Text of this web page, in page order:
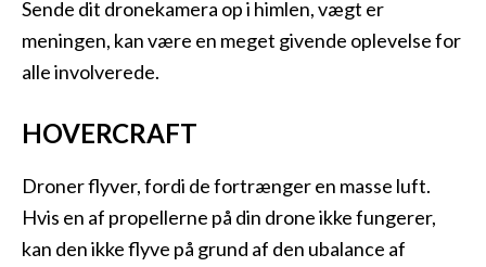
Sende dit dronekamera op i himlen, vægt er
meningen, kan være en meget givende oplevelse for
alle involverede.
HOVERCRAFT
Droner flyver, fordi de fortrænger en masse luft.
Hvis en af propellerne på din drone ikke fungerer,
kan den ikke flyve på grund af den ubalance af